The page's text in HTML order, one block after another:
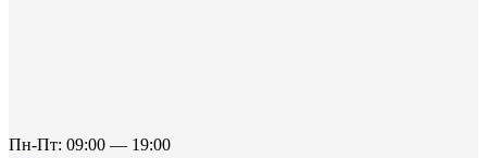
Пн-Пт: 09:00 — 19:00